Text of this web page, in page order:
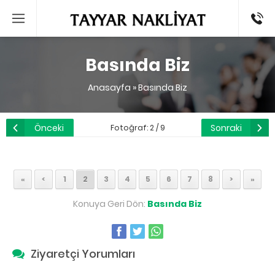
586 09
Basında Biz
Anasayfa »Basında Biz
Önceki Fotoğraf: 2 / 9 Sonraki
« < 1 2 3 4 5 6 7 8 > »
Konuya Geri Dön: Basında Biz
Ziyaretçi Yorumları